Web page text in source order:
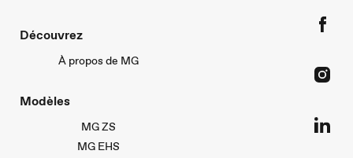
Découvrez
À propos de MG
Modèles
MG ZS
MG EHS